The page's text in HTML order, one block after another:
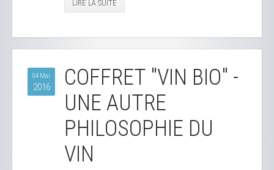
LIRE LA SUITE
04 Mai
2016
COFFRET "VIN BIO" -
UNE AUTRE
PHILOSOPHIE DU
VIN